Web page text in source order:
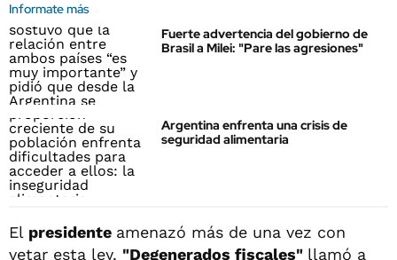
Informate más
Fuerte advertencia del gobierno de
Brasil a Milei: "Pare las agresiones"
Argentina enfrenta una crisis de
seguridad alimentaria
El presidente amenazó más de una vez con
vetar esta ley. "Degenerados fiscales" llamó a